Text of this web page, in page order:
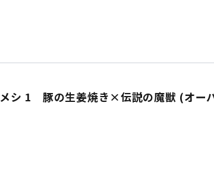
メシ 1 豚の生姜焼き×伝説の魔獣 (オー